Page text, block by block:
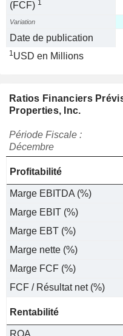
(FCF) 1
Variation
Date de publication
1USD en Millions
Ratios Financiers
Properties, Inc.
Période Fiscale :
Décembre
Profitabilité
Marge EBITDA (%)
Marge EBIT (%)
Marge EBT (%)
Marge nette (%)
Marge FCF (%)
FCF / Résultat net (%)
Rentabilité
ROA